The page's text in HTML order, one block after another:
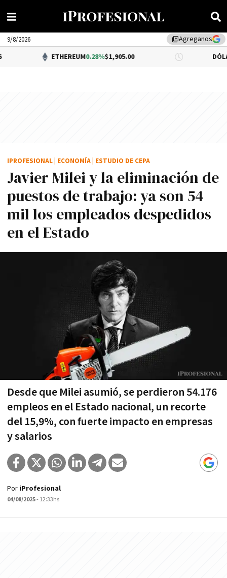
library_addAgreganos
9/8/2026
ETHEREUM0.28%$1,905.00 DÓLAR BNA
Javier Milei y la eliminación de
puestos de trabajo: ya son 54
mil los empleados despedidos
en el Estado
Desde que Milei asumió, se perdieron 54.176
empleos en el Estado nacional, un recorte
del 15,9%, con fuerte impacto en empresas
y salarios
IPROFESIONAL ECONOMÍA ESTUDIO DE CEPA
Por iProfesional
04/08/2025- 12:33hs